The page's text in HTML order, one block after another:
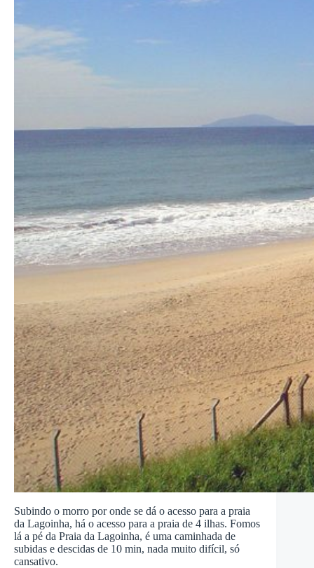
Subindo o morro por onde se dá o acesso para a praia
da Lagoinha, há o acesso para a praia de 4 ilhas. Fomos
lá a pé da Praia da Lagoinha, é uma caminhada de
subidas e descidas de 10 min, nada muito difícil, só
cansativo.